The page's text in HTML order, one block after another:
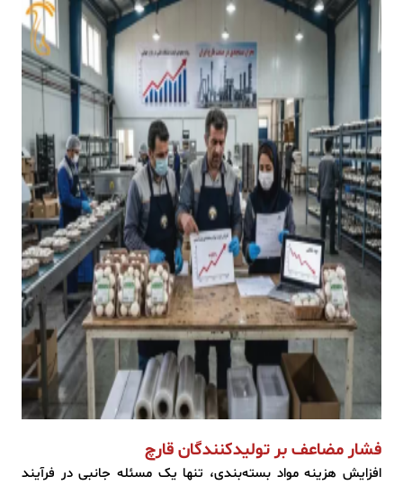
فشار مضاعف بر تولیدکنندگان قارچ
افزایش هزینه مواد بسته‌بندی، تنها یک مسئله جانبی در فرآیند